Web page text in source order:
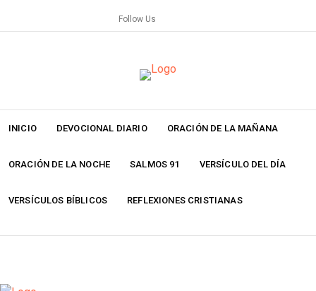
Follow Us
INICIO DEVOCIONAL DIARIO ORACIÓN DE LA MAÑANA
ORACIÓN DE LA NOCHE SALMOS 91 VERSÍCULO DEL DÍA
VERSÍCULOS BÍBLICOS REFLEXIONES CRISTIANAS